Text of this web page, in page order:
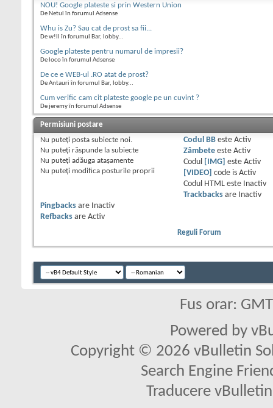
NOU! Google plateste si prin Western Union
De Netul în forumul Adsense
Whu is Zu? Sau cat de prost sa fii...
De w!ll în forumul Bar, lobby...
Google plateste pentru numarul de impresii?
De loco în forumul Adsense
De ce e WEB-ul .RO atat de prost?
De Antauri în forumul Bar, lobby...
Cum verific cam cit plateste google pe un cuvint ?
De jeremy în forumul Adsense
Permisiuni postare
Nu puteţi posta subiecte noi.
Nu puteţi răspunde la subiecte
Nu puteţi adăuga ataşamente
Nu puteţi modifica posturile proprii
Codul BBeste Activ
Zâmbeteeste Activ
Codul
[IMG] este Activ
[VIDEO] code is Activ
Codul HTML este
Inactiv
Trackbacksare
Inactiv
Pingbacks are
Inactiv
Refbacks are Activ
Reguli Forum
Fus orar:
Powered by
Copyright © 2026 vBulletin
Search Engine
Traducere